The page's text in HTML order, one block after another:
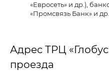
«Евросеть» и др.),
«Промсвязь Банк» и
Адрес ТРЦ
проезда